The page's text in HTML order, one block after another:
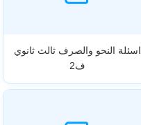
اسئلة النحو والصرف ثالث ثانوي
ف2